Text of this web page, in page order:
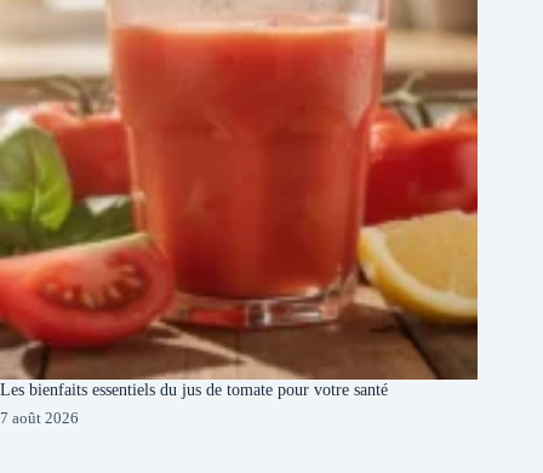
Les bienfaits essentiels du jus de tomate pour votre santé
7 août 2026